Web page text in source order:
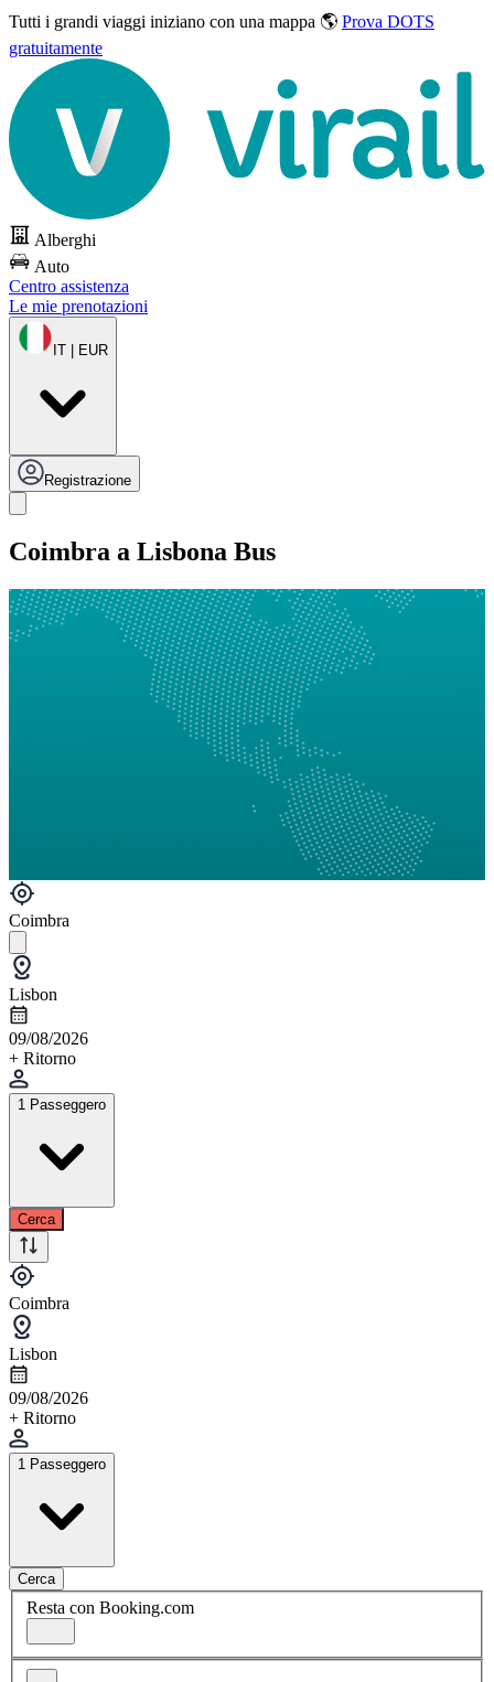
Tutti i grandi viaggi iniziano con una mappa 🌎 Prova DOTS
gratuitamente
Alberghi
Auto
Centro assistenza
Le mie prenotazioni
IT | EUR
Registrazione
Coimbra a Lisbona Bus
Coimbra
Lisbon
09/08/2026
+ Ritorno
1 Passeggero
Cerca
Coimbra
Lisbon
09/08/2026
+ Ritorno
1 Passeggero
Cerca
Resta con Booking.com